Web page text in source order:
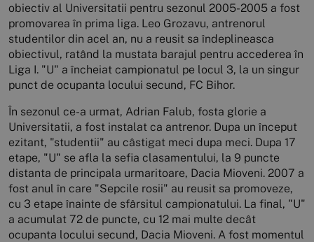
obiectiv al Universitatii pentru sezonul 2005-2005 a fost
promovarea în prima liga. Leo Grozavu, antrenorul
studentilor din acel an, nu a reusit sa îndeplineasca
obiectivul, ratând la mustata barajul pentru accederea în
Liga I. "U" a încheiat campionatul pe locul 3, la un singur
punct de ocupanta locului secund, FC Bihor.
În sezonul ce-a urmat, Adrian Falub, fosta glorie a
Universitatii, a fost instalat ca antrenor. Dupa un început
ezitant, "studentii" au câstigat meci dupa meci. Dupa 17
etape, "U" se afla la sefia clasamentului, la 9 puncte
distanta de principala urmaritoare, Dacia Mioveni. 2007 a
fost anul în care "Sepcile rosii" au reusit sa promoveze,
cu 3 etape înainte de sfârsitul campionatului. La final, "U"
a acumulat 72 de puncte, cu 12 mai multe decât
ocupanta locului secund, Dacia Mioveni. A fost momentul